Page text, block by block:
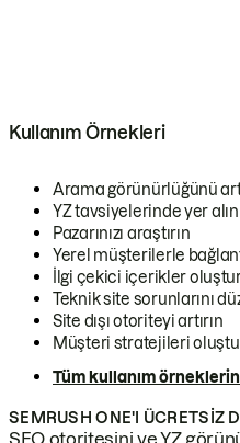
Kullanım Örnekleri
Arama görünürlüğünü
YZ tavsiyelerinde yer alın
Pazarınızı araştırın
Yerel müşterilerle
İlgi çekici içerikler
Teknik site sorunlarını
Site dışı otoriteyi artırın
Müşteri stratejileri
Tüm kullanım
SEMRUSH ONE'I ÜCRETSIZ
SEO otoritesini ve YZ